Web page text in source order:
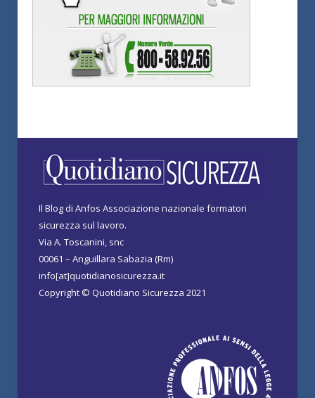
Il Blog di Anfos Associazione nazionale formatori
sicurezza sul lavoro.
Via A. Toscanini, snc
00061 – Anguillara Sabazia (Rm)
info[at]quotidianosicurezza.it
Copyright © Quotidiano Sicurezza 2021